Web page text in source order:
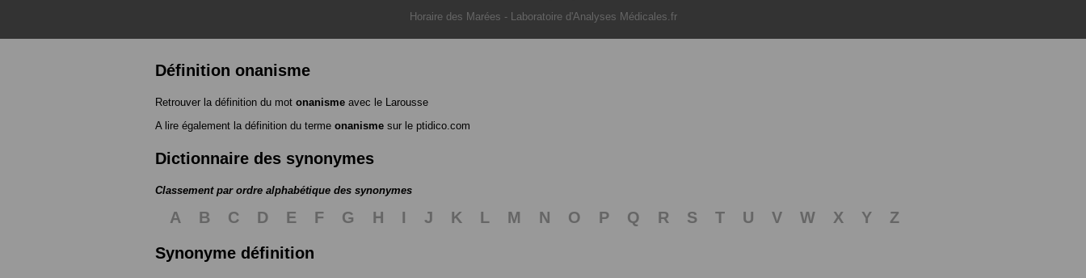
Horaire des Marées - Laboratoire d'Analyses Médicales.fr
Définition onanisme
Retrouver la définition du mot onanisme avec le Larousse
A lire également la définition du terme onanisme sur le ptidico.com
Dictionnaire des synonymes
Classement par ordre alphabétique des synonymes
A B C D E F G H I J K L M N O P Q R S T U V W X Y
Z
Synonyme définition